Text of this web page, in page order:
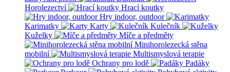
Horolezectví
Hrací koutky
Hry indoor, outdoor
Karimatky
Karty
Kulečník
Kuželky
Míče a předměty
Minihorolezecká stěna
mobilní
Multismyslová terapie
Ochrany pro lodě
Padáky